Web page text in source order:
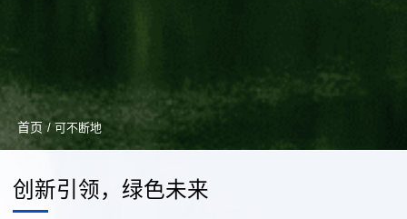
首页 / 可不断地
创新引领，绿色未来